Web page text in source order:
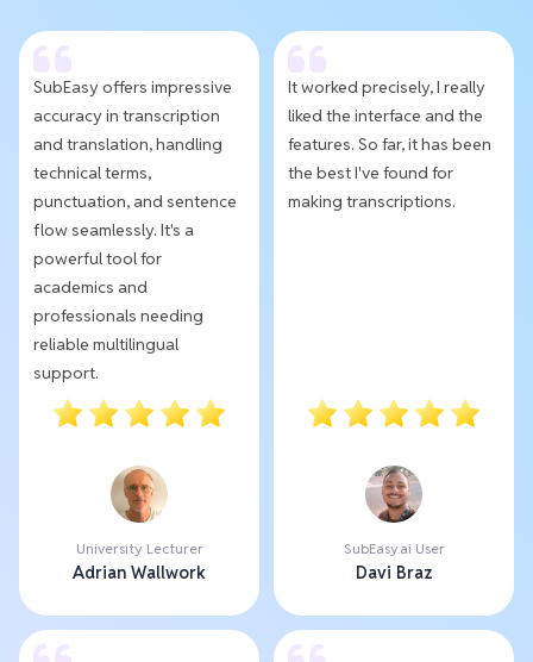
SubEasy offers impressive
accuracy in transcription
and translation, handling
technical terms,
punctuation, and sentence
flow seamlessly. It's a
powerful tool for
academics and
professionals needing
reliable multilingual
support.
University Lecturer
Adrian Wallwork
It worked precisely, I really
liked the interface and the
features. So far, it has been
the best I've found for
making transcriptions.
SubEasy.ai User
Davi Braz